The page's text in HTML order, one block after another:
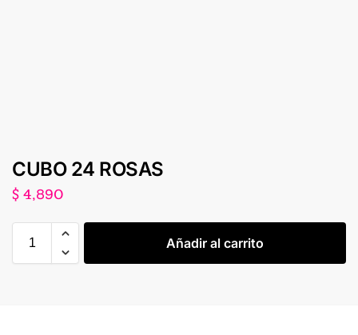
CUBO 24 ROSAS
$ 4,890
Añadir al carrito